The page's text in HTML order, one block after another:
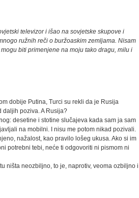
televizor i išao na sovjetske skupove i
ružnih reči o buržoaskim zemljama. Nisam
biti primenjene na moju tako dragu, milu i
dobije Putina, Turci su rekli da je Rusija
daljih poziva. A Rusija?
desetine i stotine slučajeva kada sam ja sam
na mobilni. I nisu me potom nikad pozivali.
nažalost, kao pravilo lošeg ukusa. Ako si im
potrebni tebi, neće ti odgovoriti ni pismom ni
ništa neozbiljno, to je, naprotiv, veoma ozbiljno i